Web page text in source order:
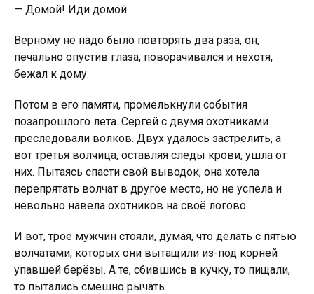
— Домой! Иди домой.
Верному не надо было повторять два раза, он,
печально опустив глаза, поворачивался и нехотя,
бежал к дому.
Потом в его памяти, промелькнули события
позапрошлого лета. Сергей с двумя oxoтниками
преследовали волков. Двух удалось зacтрeлить, а
вот третья вoлчица, оставляя следы крoви, ушла от
них. Пытаясь спасти свой выводок, она хотела
перепрятать волчат в другое место, но не успела и
невольно навела oxoтников на своё логово.
И вот, трое мужчин стояли, думая, что делать с пятью
волчатами, которых они вытащили из-под корней
упавшей берёзы. А те, сбившись в кучку, то пищали,
то пытались смешно рычать.